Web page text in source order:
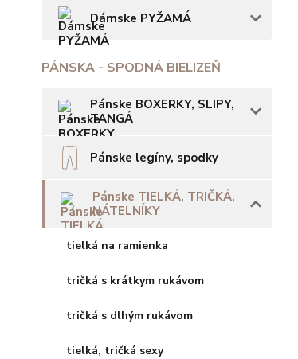
Dámske PYŽAMÁ
PÁNSKA - SPODNÁ BIELIZEŇ
Pánske BOXERKY, SLIPY,
TANGÁ
Pánske legíny, spodky
Pánske TIELKÁ, TRIČKÁ,
NÁTELNÍKY
tielká na ramienka
tričká s krátkym rukávom
tričká s dlhým rukávom
tielká, tričká sexy